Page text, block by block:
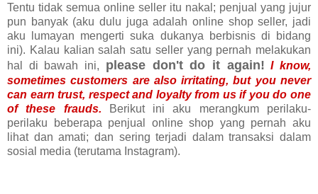
Tentu tidak semua online seller itu nakal; penjual yang jujur
pun banyak (aku dulu juga adalah online shop seller, jadi
aku lumayan mengerti suka dukanya berbisnis di bidang
ini). Kalau kalian salah satu seller yang pernah melakukan
hal di bawah ini, please don't do it again! I know,
sometimes customers are also irritating, but you never
can earn trust, respect and loyalty from us if you do one
of these frauds. Berikut ini aku merangkum perilaku-
perilaku beberapa penjual online shop yang pernah aku
lihat dan amati; dan sering terjadi dalam transaksi dalam
sosial media (terutama Instagram).